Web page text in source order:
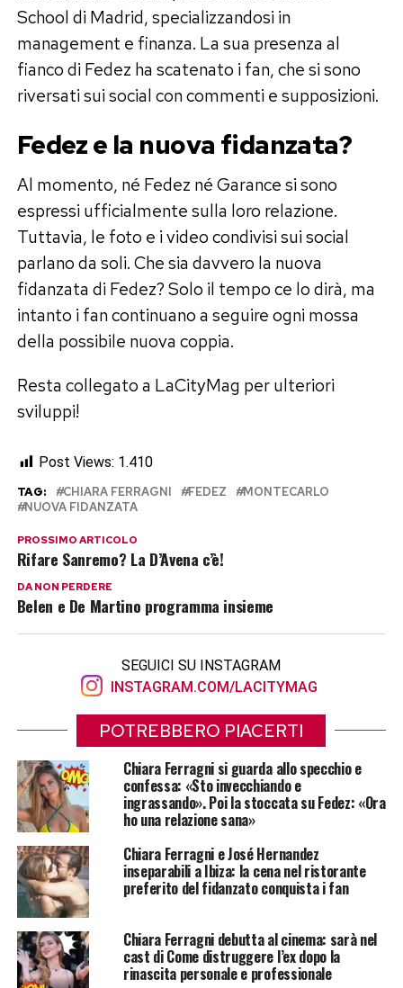
School di Madrid, specializzandosi in
management e finanza. La sua presenza al
fianco di Fedez ha scatenato i fan, che si sono
riversati sui social con commenti e supposizioni.
Fedez e la nuova fidanzata?
Al momento, né Fedez né Garance si sono
espressi ufficialmente sulla loro relazione.
Tuttavia, le foto e i video condivisi sui social
parlano da soli. Che sia davvero la nuova
fidanzata di Fedez? Solo il tempo ce lo dirà, ma
intanto i fan continuano a seguire ogni mossa
della possibile nuova coppia.
Resta collegato a LaCityMag per ulteriori
sviluppi!
Post Views: 1.410
TAG: CHIARA FERRAGNI FEDEZ
MONTECARLO
NUOVA FIDANZATA
PROSSIMO ARTICOLO
Rifare Sanremo? La D’Avena c’è!
DA NON PERDERE
Belen e De Martino programma insieme
SEGUICI SU INSTAGRAM
INSTAGRAM.COM/LACITYMAG
POTREBBERO PIACERTI
Chiara Ferragni si guarda allo specchio e
confessa: «Sto invecchiando e
ingrassando». Poi la stoccata su Fedez: «Ora
ho una relazione sana»
Chiara Ferragni e José Hernandez
inseparabili a Ibiza: la cena nel ristorante
preferito del fidanzato conquista i fan
Chiara Ferragni debutta al cinema: sarà nel
cast di Come distruggere l’ex dopo la
rinascita personale e professionale